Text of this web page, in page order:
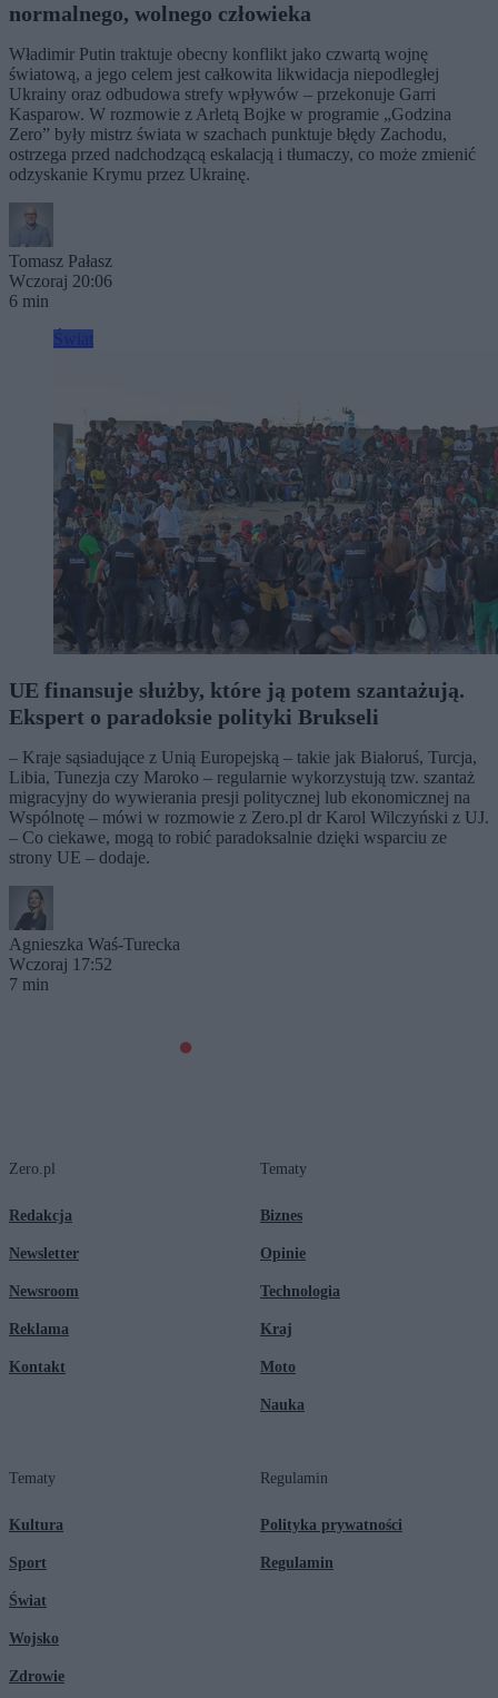
normalnego, wolnego człowieka
Władimir Putin traktuje obecny konflikt jako czwartą wojnę
światową, a jego celem jest całkowita likwidacja niepodległej
Ukrainy oraz odbudowa strefy wpływów – przekonuje Garri
Kasparow. W rozmowie z Arletą Bojke w programie „Godzina
Zero” były mistrz świata w szachach punktuje błędy Zachodu,
ostrzega przed nadchodzącą eskalacją i tłumaczy, co może zmienić
odzyskanie Krymu przez Ukrainę.
Tomasz Pałasz
Wczoraj 20:06
6 min
UE finansuje służby, które ją potem szantażują.
Ekspert o paradoksie polityki Brukseli
– Kraje sąsiadujące z Unią Europejską – takie jak Białoruś, Turcja,
Libia, Tunezja czy Maroko – regularnie wykorzystują tzw. szantaż
migracyjny do wywierania presji politycznej lub ekonomicznej na
Wspólnotę – mówi w rozmowie z Zero.pl dr Karol Wilczyński z UJ.
– Co ciekawe, mogą to robić paradoksalnie dzięki wsparciu ze
strony UE – dodaje.
Agnieszka Waś-Turecka
Wczoraj 17:52
7 min
Zero.pl
Redakcja
Newsletter
Newsroom
Reklama
Kontakt
Tematy
Biznes
Opinie
Technologia
Kraj
Moto
Nauka
Tematy
Kultura
Sport
Świat
Wojsko
Zdrowie
Regulamin
Polityka prywatności
Regulamin